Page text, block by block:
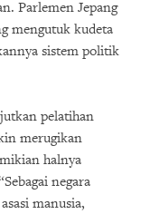
Parlemen Jepang
mengutuk kudeta
sistem politik
pelatihan
merugikan
halnya
negara
manusia,